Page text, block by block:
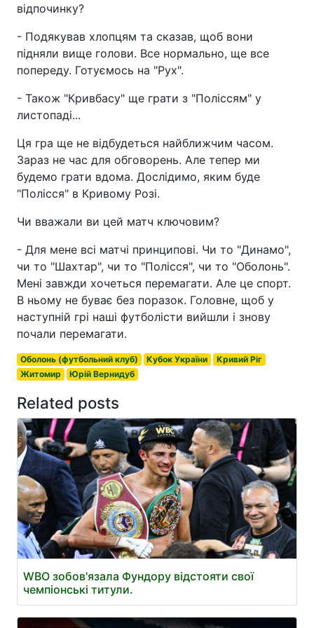
відпочинку?
- Подякував хлопцям та сказав, щоб вони
підняли вище голови. Все нормально, ще все
попереду. Готуємось на "Рух".
- Також "Кривбасу" ще грати з "Поліссям" у
листопаді...
Ця гра ще не відбудеться найближчим часом.
Зараз не час для обговорень. Але тепер ми
будемо грати вдома. Дослідимо, яким буде
"Полісся" в Кривому Розі.
Чи вважали ви цей матч ключовим?
- Для мене всі матчі принципові. Чи то "Динамо",
чи то "Шахтар", чи то "Полісся", чи то "Оболонь".
Мені завжди хочеться перемагати. Але це спорт.
В ньому не буває без поразок. Головне, щоб у
наступній грі наші футболісти вийшли і знову
почали перемагати.
Оболонь (футбольний клуб) Кубок України
Кривий Ріг
Житомир
Юрій Вернидуб
Related posts
WBO зобов'язала Фундору відстояти свої
чемпіонські титули.